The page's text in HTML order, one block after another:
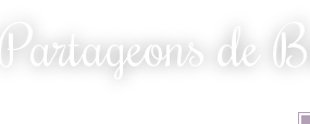
Partageons de